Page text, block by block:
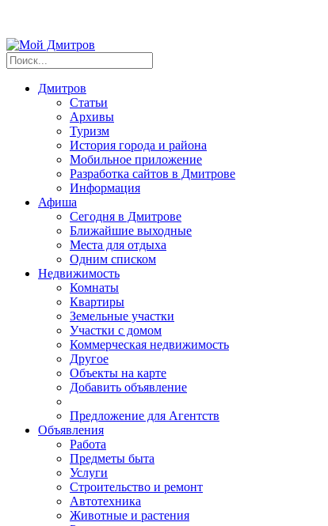
Дмитров
Статьи
Архивы
Туризм
История города и района
Мобильное приложение
Разработка сайтов в Дмитрове
Информация
Афиша
Сегодня в Дмитрове
Ближайшие выходные
Места для отдыха
Одним списком
Недвижимость
Комнаты
Квартиры
Земельные участки
Участки с домом
Коммерческая недвижимость
Другое
Объекты на карте
Добавить объявление
Предложение для Агентств
Объявления
Работа
Предметы быта
Услуги
Строительство и ремонт
Автотехника
Животные и растения